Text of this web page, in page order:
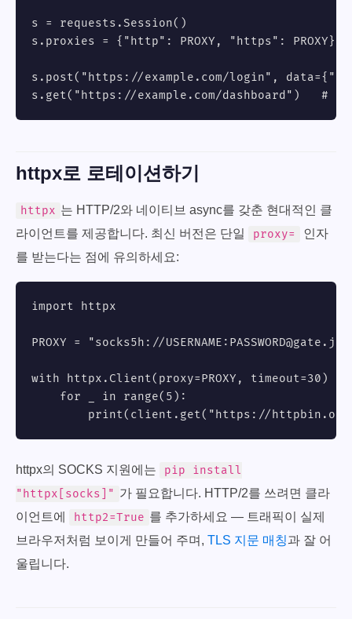
s = requests.Session()
s.proxies = {"http": PROXY, "https": PROXY}
s.post("https://example.com/login",
s.get("https://example.com/dashboard")   #
httpx로 로테이션하기
httpx 는 HTTP/2와 네이티브 async를 갖춘 현대적인 클
라이언트를 제공합니다. 최신 버전은 단일
proxy=
인자
를 받는다는 점에 유의하세요:
import httpx
PROXY = "socks5h://USERNAME:
with httpx.Client(proxy=PROXY, timeout=30)
    for _ in range(5):
print(client.get("https://
httpx의 SOCKS 지원에는
pip install
"httpx[socks]" 가 필요합니다. HTTP/2를 쓰려면 클라
이언트에
http2=True 를 추가하세요 — 트래픽이 실제
브라우저처럼 보이게 만들어 주며, TLS 지문 매칭과 잘 어
울립니다.